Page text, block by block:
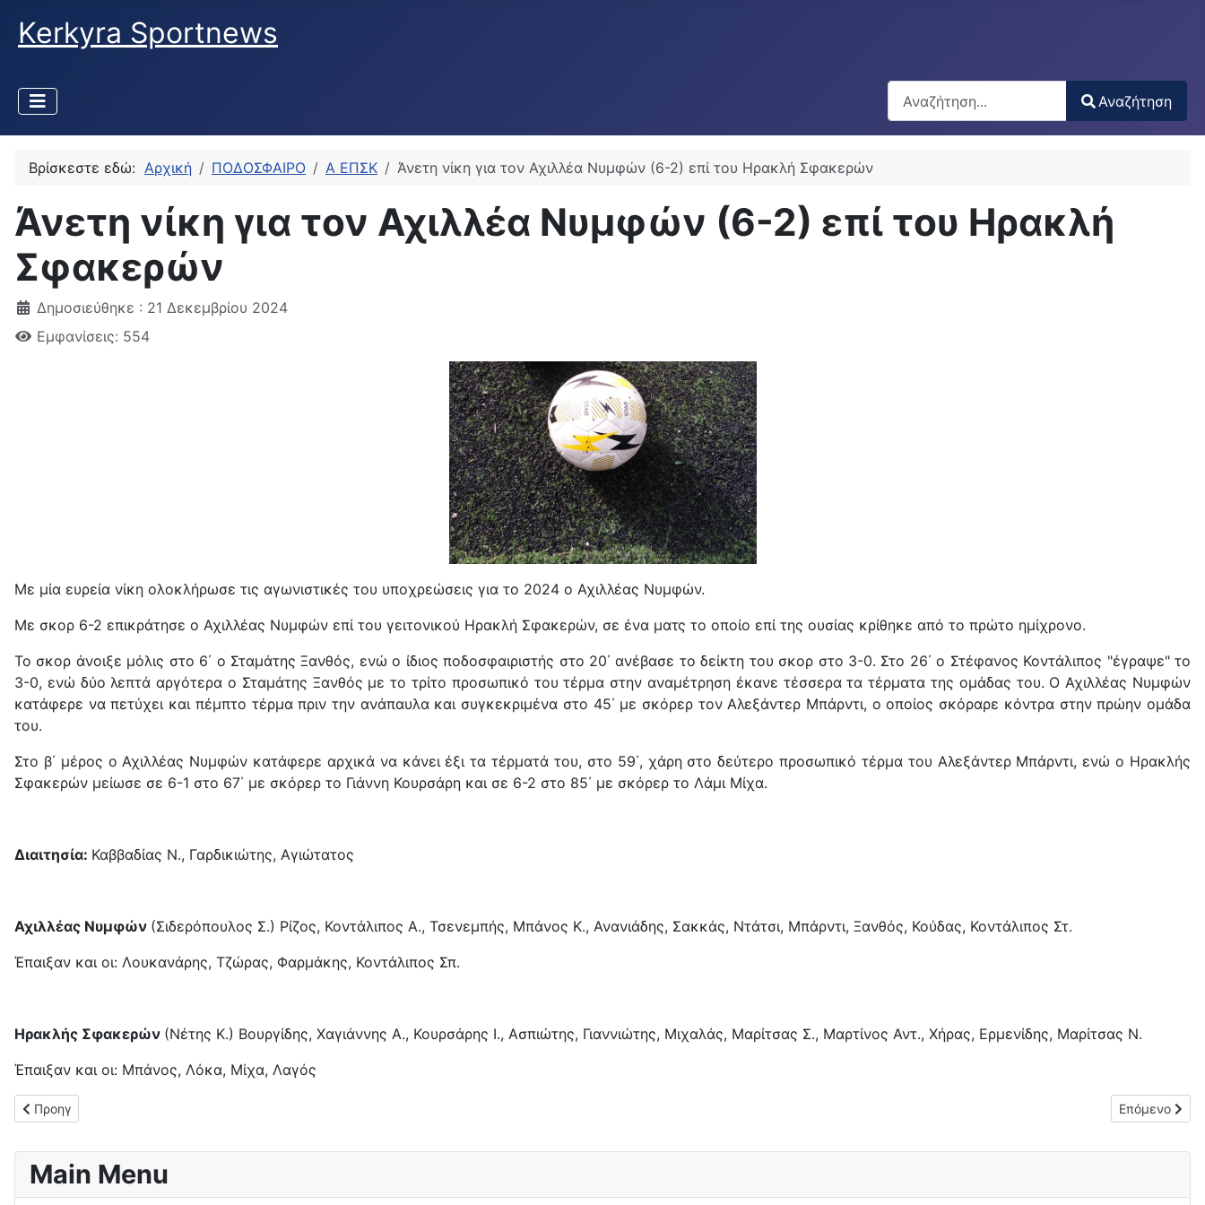
Kerkyra Sportnews
Αναζήτηση
Type 2 or more characters for results.
Αναζήτηση
Βρίσκεστε εδώ: Αρχική ΠΟΔΟΣΦΑΙΡΟ Α ΕΠΣΚ Άνετη νίκη για τον Αχιλλέα Νυμφών (6-2) επί του Ηρακλή Σφακερών
Άνετη νίκη για τον Αχιλλέα Νυμφών (6-2) επί του Ηρακλή
Σφακερών
Δημοσιεύθηκε : 21 Δεκεμβρίου 2024
Εμφανίσεις: 554
Με μία ευρεία νίκη ολοκλήρωσε τις αγωνιστικές του υποχρεώσεις για το 2024 ο Αχιλλέας Νυμφών.
Με σκορ 6-2 επικράτησε ο Αχιλλέας Νυμφών επί του γειτονικού Ηρακλή Σφακερών, σε ένα ματς το οποίο επί της ουσίας κρίθηκε από το πρώτο ημίχρονο.
Το σκορ άνοιξε μόλις στο 6΄ ο Σταμάτης Ξανθός, ενώ ο ίδιος ποδοσφαιριστής στο 20΄ ανέβασε το δείκτη του σκορ στο 3-0. Στο 26΄ ο Στέφανος Κοντάλιπος "έγραψε" το
3-0, ενώ δύο λεπτά αργότερα ο Σταμάτης Ξανθός με το τρίτο προσωπικό του τέρμα στην αναμέτρηση έκανε τέσσερα τα τέρματα της ομάδας του. Ο Αχιλλέας Νυμφών
κατάφερε να πετύχει και πέμπτο τέρμα πριν την ανάπαυλα και συγκεκριμένα στο 45΄ με σκόρερ τον Αλεξάντερ Μπάρντι, ο οποίος σκόραρε κόντρα στην πρώην ομάδα
του.
Στο β΄ μέρος ο Αχιλλέας Νυμφών κατάφερε αρχικά να κάνει έξι τα τέρματά του, στο 59΄, χάρη στο δεύτερο προσωπικό τέρμα του Αλεξάντερ Μπάρντι, ενώ ο Ηρακλής
Σφακερών μείωσε σε 6-1 στο 67΄ με σκόρερ το Γιάννη Κουρσάρη και σε 6-2 στο 85΄ με σκόρερ το Λάμι Μίχα.
Διαιτησία: Καββαδίας Ν., Γαρδικιώτης, Αγιώτατος
Αχιλλέας Νυμφών (Σιδερόπουλος Σ.) Ρίζος, Κοντάλιπος Α., Τσενεμπής, Μπάνος Κ., Ανανιάδης, Σακκάς, Ντάτσι, Μπάρντι, Ξανθός, Κούδας, Κοντάλιπος Στ.
Έπαιξαν και οι: Λουκανάρης, Τζώρας, Φαρμάκης, Κοντάλιπος Σπ.
Ηρακλής Σφακερών (Νέτης Κ.) Βουργίδης, Χαγιάννης Α., Κουρσάρης Ι., Ασπιώτης, Γιαννιώτης, Μιχαλάς, Μαρίτσας Σ., Μαρτίνος Αντ., Χήρας, Ερμενίδης, Μαρίτσας Ν.
Έπαιξαν και οι: Μπάνος, Λόκα, Μίχα, Λαγός
Προηγούμενο άρθρο: Ισόπαλοι (0-0) ΑΠΣ Μπενιτσών και ΟΦΑΜ
Προηγ Επόμενο
Επόμενο
Main Menu